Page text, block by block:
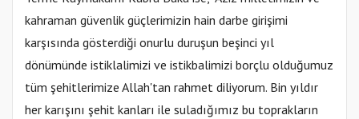
kahraman güvenlik güçlerimizin hain darbe girişimi
karşısında gösterdiği onurlu duruşun beşinci yıl
dönümünde istiklalimizi ve istikbalimizi borçlu olduğumuz
tüm şehitlerimize Allah'tan rahmet diliyorum. Bin yıldır
her karışını şehit kanları ile suladığımız bu toprakların